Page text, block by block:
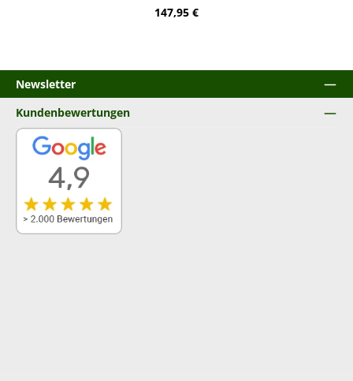
Regulärer Preis:
147,95 €
Newsletter
Kundenbewertungen